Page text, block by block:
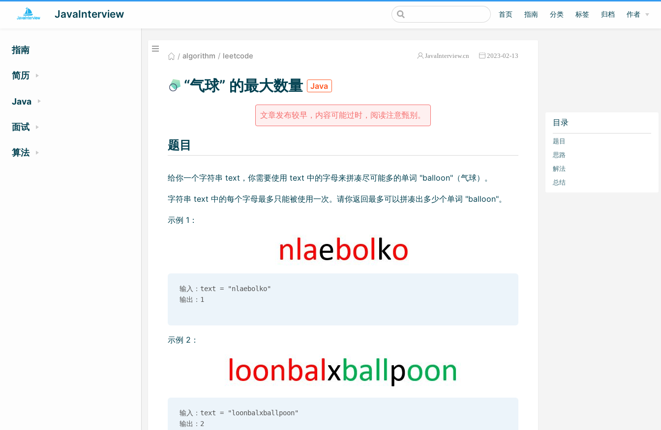
JavaInterview 首页 指南 分类 标签 归档 作者
指南
简历
Java
面试
算法
algorithm leetcode JavaInterview.cn 2023-02-13
目录
题目
思路
解法
总结
“气球” 的最大数量 Java
文章发布较早，内容可能过时，阅读注意甄别。
题目
给你一个字符串 text，你需要使用 text 中的字母来拼凑尽可能多的单词 "balloon"（气球）。
字符串 text 中的每个字母最多只能被使用一次。请你返回最多可以拼凑出多少个单词 "balloon"。
示例 1：
输入：text = "nlaebolko"
示例 2：
输入：text = "loonbalxballpoon"